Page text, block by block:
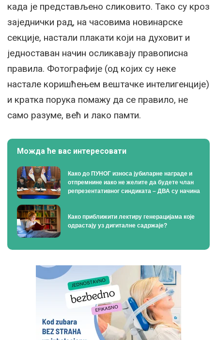
када је представљено сликовито. Тако су кроз
заједнички рад, на часовима новинарске
секције, настали плакати који на духовит и
једноставан начин осликавају правописна
правила. Фотографије (од којих су неке
настале коришћењем вештачке интелигенције)
и кратка порука помажу да се правило, не
само разуме, већ и лако памти.
Можда ће вас интересовати
Како до ПУНОГ износа јубиларне награде и
отпремнине иако не желите да будете члан
репрезентативног синдиката – ДВА су начина
Како приближити лектиру генерацијама које
одрастају уз дигиталне садржаје?